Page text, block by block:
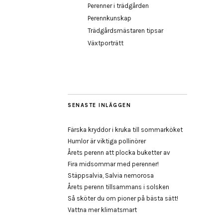
Perenner i trädgården
Perennkunskap
Trädgårdsmästaren tipsar
Växtporträtt
SENASTE INLÄGGEN
Färska kryddor i kruka till sommarköket
Humlor är viktiga pollinörer
Årets perenn att plocka buketter av
Fira midsommar med perenner!
Stäppsalvia, Salvia nemorosa
Årets perenn tillsammans i solsken
Så sköter du om pioner på bästa sätt!
Vattna mer klimatsmart